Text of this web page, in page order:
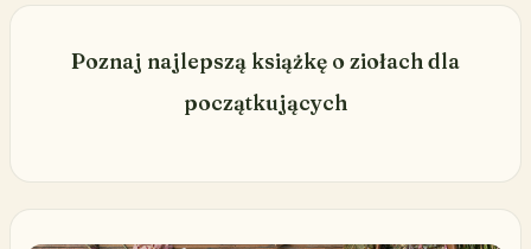
Poznaj najlepszą książkę o ziołach dla
początkujących